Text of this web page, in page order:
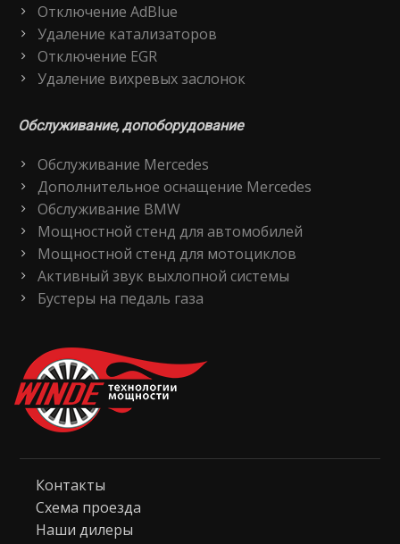
Отключение AdBlue
Удаление катализаторов
Отключение EGR
Удаление вихревых заслонок
Обслуживание, допоборудование
Обслуживание Mercedes
Дополнительное оснащение Mercedes
Обслуживание BMW
Мощностной стенд для автомобилей
Мощностной стенд для мотоциклов
Активный звук выхлопной системы
Бустеры на педаль газа
Контакты
Схема проезда
Наши дилеры